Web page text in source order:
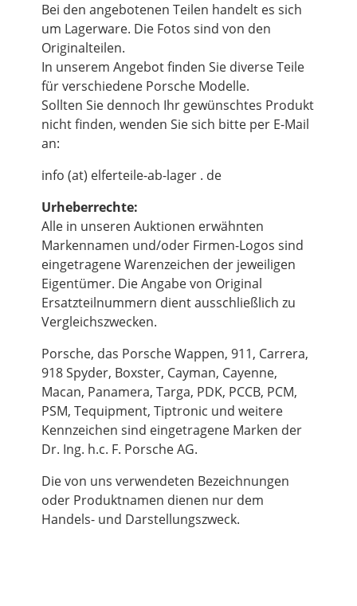
Bei den angebotenen Teilen handelt es sich
um Lagerware. Die Fotos sind von den
Originalteilen.
In unserem Angebot finden Sie diverse Teile
für verschiedene Porsche Modelle.
Sollten Sie dennoch Ihr gewünschtes Produkt
nicht finden, wenden Sie sich bitte per E-Mail
an:
info (at) elferteile-ab-lager . de
Urheberrechte:
Alle in unseren Auktionen erwähnten
Markennamen und/oder Firmen-Logos sind
eingetragene Warenzeichen der jeweiligen
Eigentümer. Die Angabe von Original
Ersatzteilnummern dient ausschließlich zu
Vergleichszwecken.
Porsche, das Porsche Wappen, 911, Carrera,
918 Spyder, Boxster, Cayman, Cayenne,
Macan, Panamera, Targa, PDK, PCCB, PCM,
PSM, Tequipment, Tiptronic und weitere
Kennzeichen sind eingetragene Marken der
Dr. Ing. h.c. F. Porsche AG.
Die von uns verwendeten Bezeichnungen
oder Produktnamen dienen nur dem
Handels- und Darstellungszweck.